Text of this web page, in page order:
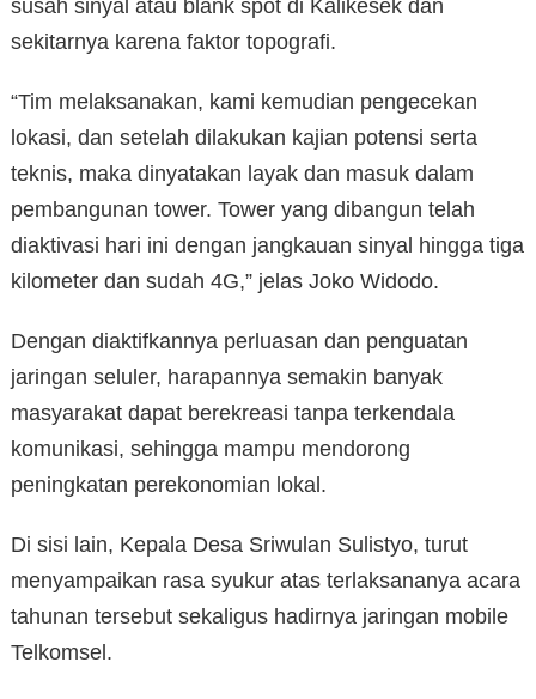
susah sinyal atau blank spot di Kalikesek dan
sekitarnya karena faktor topografi.
“Tim melaksanakan, kami kemudian pengecekan
lokasi, dan setelah dilakukan kajian potensi serta
teknis, maka dinyatakan layak dan masuk dalam
pembangunan tower. Tower yang dibangun telah
diaktivasi hari ini dengan jangkauan sinyal hingga tiga
kilometer dan sudah 4G,” jelas Joko Widodo.
Dengan diaktifkannya perluasan dan penguatan
jaringan seluler, harapannya semakin banyak
masyarakat dapat berekreasi tanpa terkendala
komunikasi, sehingga mampu mendorong
peningkatan perekonomian lokal.
Di sisi lain, Kepala Desa Sriwulan Sulistyo, turut
menyampaikan rasa syukur atas terlaksananya acara
tahunan tersebut sekaligus hadirnya jaringan mobile
Telkomsel.